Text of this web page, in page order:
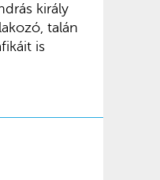
király
talán
is